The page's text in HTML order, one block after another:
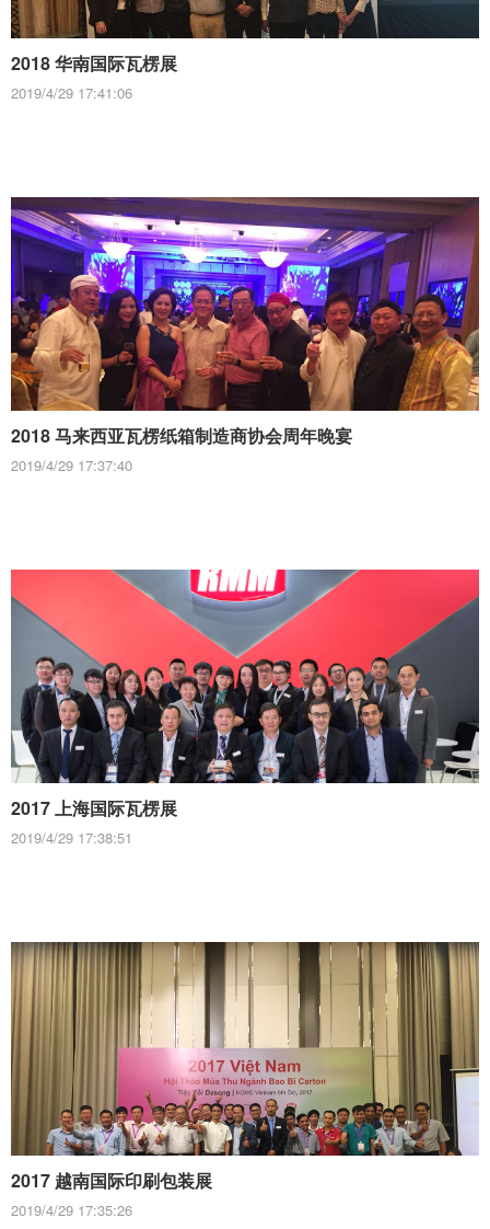
2018 华南国际瓦楞展
2019/4/29 17:41:06
2018 马来西亚瓦楞纸箱制造商协会周年晚宴
2019/4/29 17:37:40
2017 上海国际瓦楞展
2019/4/29 17:38:51
2017 越南国际印刷包装展
2019/4/29 17:35:26